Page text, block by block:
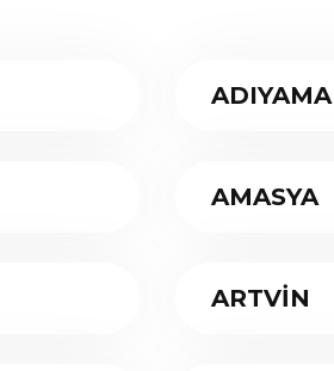
AMASYA
ARTVİN